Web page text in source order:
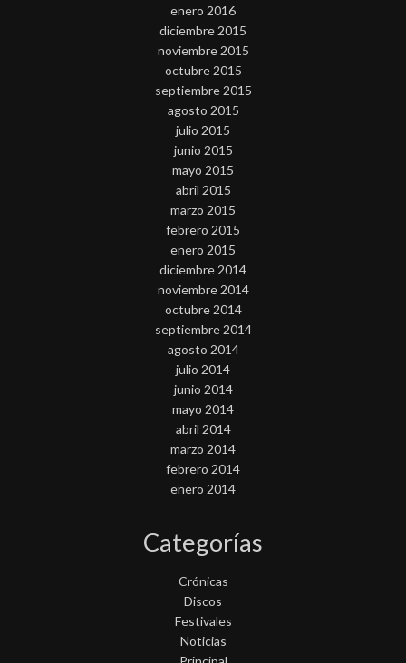
enero 2016
diciembre 2015
noviembre 2015
octubre 2015
septiembre 2015
agosto 2015
julio 2015
junio 2015
mayo 2015
abril 2015
marzo 2015
febrero 2015
enero 2015
diciembre 2014
noviembre 2014
octubre 2014
septiembre 2014
agosto 2014
julio 2014
junio 2014
mayo 2014
abril 2014
marzo 2014
febrero 2014
enero 2014
Categorías
Crónicas
Discos
Festivales
Noticias